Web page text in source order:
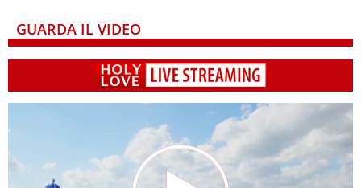
GUARDA IL VIDEO